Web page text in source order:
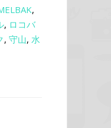
,
, ロコバ
, 守山, 水